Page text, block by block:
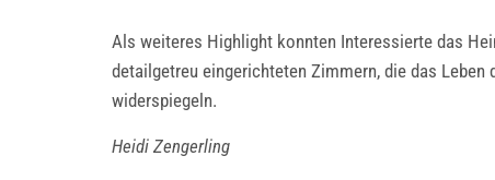
Als weiteres Highlight konnten Interessierte das
detailgetreu eingerichteten Zimmern, die das
widerspiegeln.
Heidi Zengerling